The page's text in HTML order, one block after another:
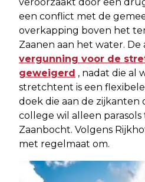
een conflict met de
overkapping boven het
Zaanen aan het water. De
vergunning voor de
geweigerd , nadat die al
stretchtent is een
doek die aan de zijkanten
college wil alleen parasols
Zaanbocht. Volgens
met regelmaat om.